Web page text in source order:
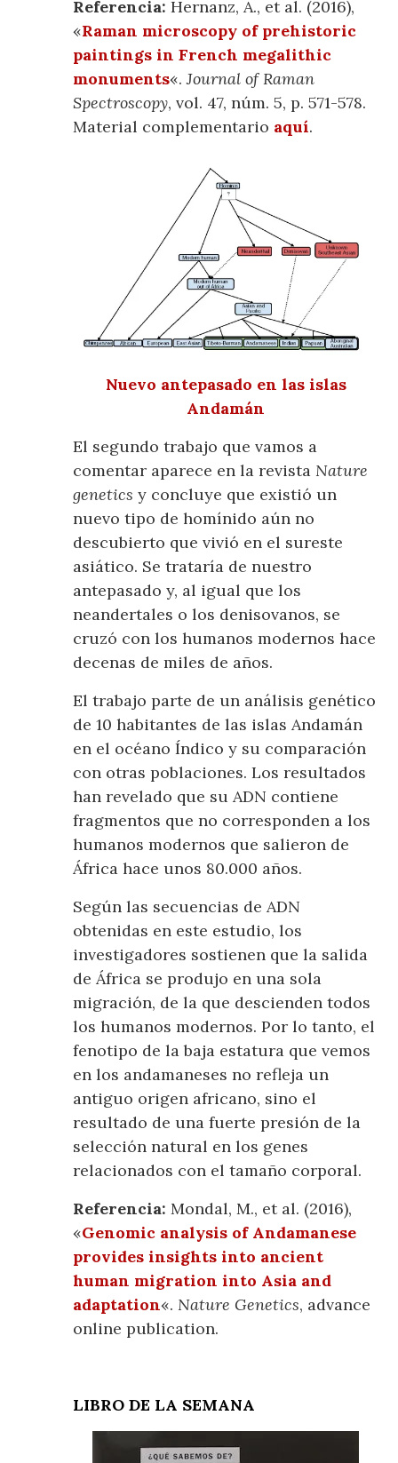
Referencia:Hernanz, A., et al. (2016),
«Raman microscopy of prehistoric
paintings in French megalithic
monuments«.Journal of Raman
Spectroscopy, vol. 47, núm. 5, p. 571-578.
Material complementario aquí.
Nuevo antepasado en las islas
Andamán
El segundo trabajo que vamos a
comentar aparece en la revista Nature
geneticsy concluye que existió un
nuevo tipo de homínido aún no
descubierto que vivió en el sureste
asiático. Se trataría de nuestro
antepasado y, al igual que los
neandertales o los denisovanos, se
cruzó con los humanos modernos hace
decenas de miles de años.
El trabajo parte de un análisis genético
de 10 habitantes de las islas Andamán
en el océano Índico y su comparación
con otras poblaciones. Los resultados
han revelado que su ADN contiene
fragmentos que no corresponden a los
humanos modernos que salieron de
África hace unos 80.000 años.
Según las secuencias de ADN
obtenidas en este estudio, los
investigadores sostienen que la salida
de África se produjo en una sola
migración, de la que descienden todos
los humanos modernos. Por lo tanto, el
fenotipo de la baja estatura que vemos
en los andamaneses no refleja un
antiguo origen africano, sino el
resultado de una fuerte presión de la
selección natural en los genes
relacionados con el tamaño corporal.
Referencia: Mondal, M., et al. (2016),
«Genomic analysis of Andamanese
provides insights into ancient
human migration into Asia and
adaptation«. Nature Genetics, advance
online publication.
LIBRO DE LA SEMANA